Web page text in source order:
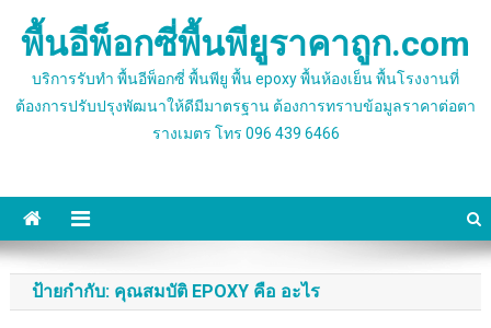
พื้นอีพ็อกซี่พื้นพียูราคาถูก.com
บริการรับทำ พื้นอีพ็อกซี่ พื้นพียู พื้น epoxy พื้นห้องเย็น พื้นโรงงานที่
ต้องการปรับปรุงพัฒนาให้ดีมีมาตรฐาน ต้องการทราบข้อมูลราคาต่อตา
รางเมตร โทร 096 439 6466
ป้ายกำกับ: คุณสมบัติ EPOXY คือ อะไร